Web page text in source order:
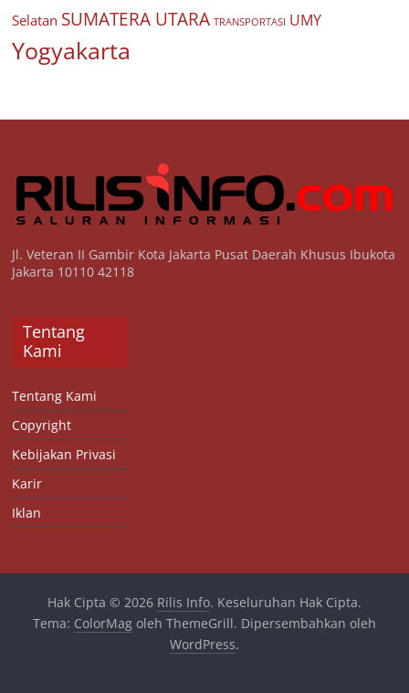
Selatan SUMATERA UTARA TRANSPORTASI UMY
Yogyakarta
Jl. Veteran II Gambir Kota Jakarta Pusat Daerah Khusus Ibukota
Jakarta 10110 42118
Tentang
Kami
Tentang Kami
Copyright
Kebijakan Privasi
Karir
Iklan
Hak Cipta © 2026 Rilis Info. Keseluruhan Hak Cipta.
Tema: ColorMagoleh ThemeGrill. Dipersembahkan oleh
WordPress.